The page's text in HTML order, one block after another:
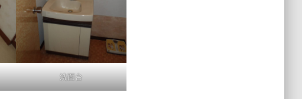
洗面台